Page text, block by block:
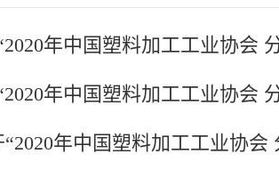
年中国塑料加工工业协会
年中国塑料加工工业协会
年中国塑料加工工业协